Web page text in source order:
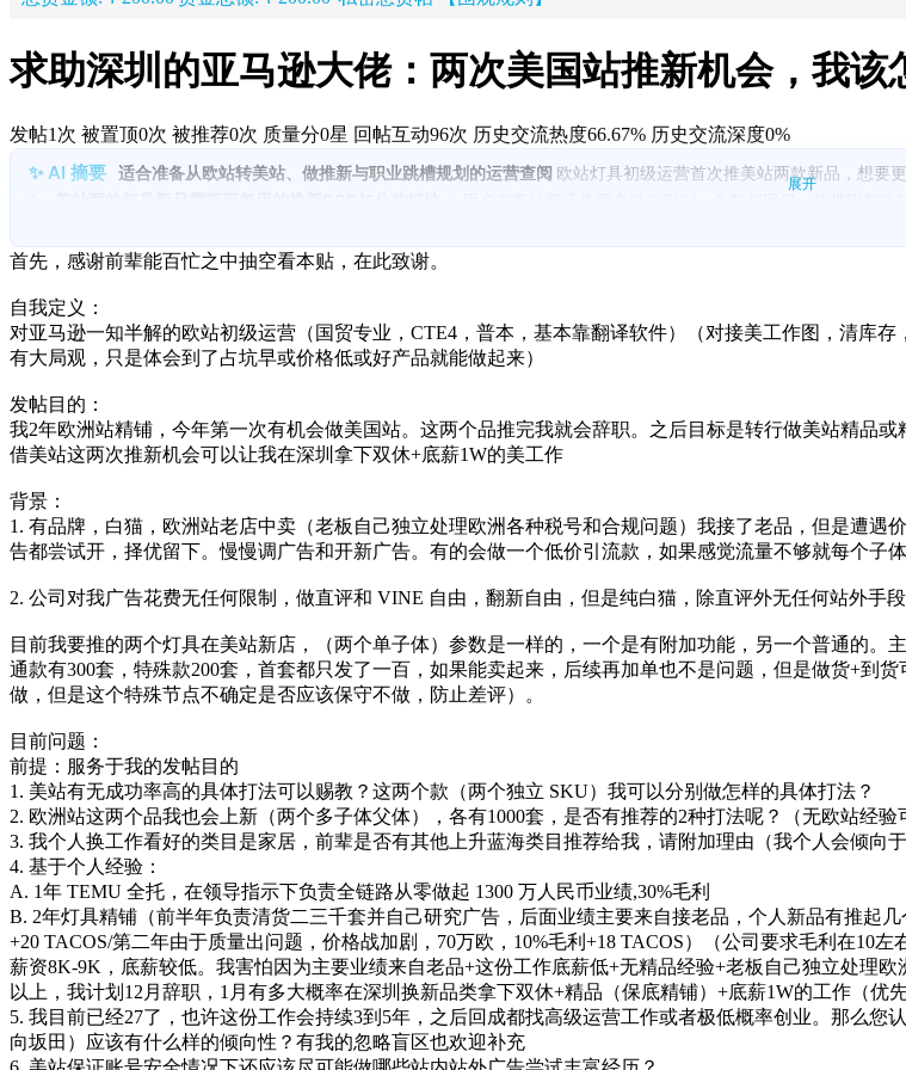
求助深圳的亚马逊大佬：两次美国站推新机会，我
发帖1次 被置顶0次 被推荐0次 质量分0星 回帖互动96次 历史交流热度66.67% 历史交流深度0%
适合准备从欧站转美站、做推新与职业跳槽规划的运营查阅 欧站灯具初级运营首次推美站两款新品，想要
2.
库存与交期约束下的节奏选择与风控决策： 当前普通款约300套、特殊款约200套，首批各发100；补货周期2-3
3.
欧站同步上新但结构不同希望获得两套打法备选：
4.
类目迁移与上升机会判断希望更有依据： 个人倾向家居并主动避开3C、服装、灯具等红海，希望前辈推荐更具上
5.
求职议价与岗位匹配的焦虑点集中在可证明能力与底薪目标： 履历包含Temu全托从0到1300万业绩与欧站灯具精
6.
希望补齐方法论型能力包括全域投放经历、AI技能与工具提效：
仅用于榜单、质量分、竞对词、子体流量与历史价格等基础分析。
展开
首先，感谢前辈能百忙之中抽空看本贴，在此致谢。
自我定义：
对亚马逊一知半解的欧站初级运营（国贸专业，CTE4，普本，基本靠翻译软件）（对接美工作图，清库
有大局观，只是体会到了占坑早或价格低或好产品就能做起来）
发帖目的：
我2年欧洲站精铺，今年第一次有机会做美国站。这两个品推完我就会辞职。之后目标是转行做美站精品
借美站这两次推新机会可以让我在深圳拿下双休+底薪1W的美工作
背景：
1. 有品牌，白猫，欧洲站老店中卖（老板自己独立处理欧洲各种税号和合规问题）我接了老品，但是遭
告都尝试开，择优留下。慢慢调广告和开新广告。有的会做一个低价引流款，如果感觉流量不够就每个子
2. 公司对我广告花费无任何限制，做直评和 VINE 自由，翻新自由，但是纯白猫，除直评外无任何站外手
目前我要推的两个灯具在美站新店，（两个单子体）参数是一样的，一个是有附加功能，另一个普通的
通款有300套，特殊款200套，首套都只发了一百，如果能卖起来，后续再加单也不是问题，但是做货+到
做，但是这个特殊节点不确定是否应该保守不做，防止差评）。
目前问题：
前提：服务于我的发帖目的
1. 美站有无成功率高的具体打法可以赐教？这两个款（两个独立 SKU）我可以分别做怎样的具体打法？
2. 欧洲站这两个品我也会上新（两个多子体父体），各有1000套，是否有推荐的2种打法呢？（无欧站经验
3. 我个人换工作看好的类目是家居，前辈是否有其他上升蓝海类目推荐给我，请附加理由（我个人会倾向
4. 基于个人经验：
A. 1年 TEMU 全托，在领导指示下负责全链路从零做起 1300 万人民币业绩,30%毛利
B. 2年灯具精铺（前半年负责清货二三千套并自己研究广告，后面业绩主要来自接老品，个人新品有推起
+20 TACOS/第二年由于质量出问题，价格战加剧，70万欧，10%毛利+18 TACOS）（公司要求毛利在10
薪资8K-9K，底薪较低。我害怕因为主要业绩来自老品+这份工作底薪低+无精品经验+老板自己独立处理欧
以上，我计划12月辞职，1月有多大概率在深圳换新品类拿下双休+精品（保底精铺）+底薪1W的工作（优
5. 我目前已经27了，也许这份工作会持续3到5年，之后回成都找高级运营工作或者极低概率创业。那么
向坂田）应该有什么样的倾向性？有我的忽略盲区也欢迎补充